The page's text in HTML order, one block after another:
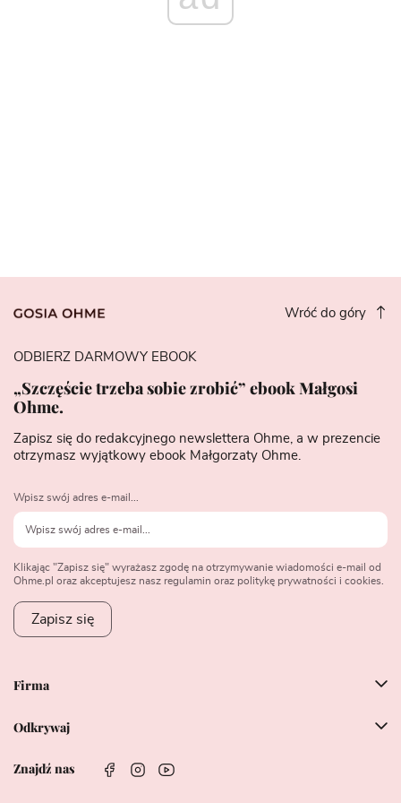
Wróć do góry
Firma
Odkrywaj
Znajdź nas
ODBIERZ DARMOWY EBOOK
„Szczęście trzeba sobie zrobić” ebook Małgosi
Ohme.
Zapisz się do redakcyjnego newslettera Ohme, a w prezencie
otrzymasz wyjątkowy ebook Małgorzaty Ohme.
Wpisz swój adres e-mail...
Klikając "Zapisz się" wyrażasz zgodę na otrzymywanie wiadomości e-mail od
Ohme.pl oraz akceptujesz nasz regulamin oraz politykę prywatności i cookies.
Zapisz się